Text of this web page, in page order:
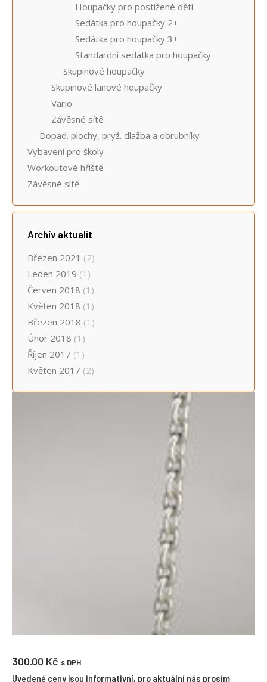
300.00 Kč s DPH
Uvedené ceny jsou informativní, pro aktuální nás prosím
Houpačky pro postižené děti
Sedátka pro houpačky 2+
Sedátka pro houpačky 3+
Standardní sedátka pro houpačky
Skupinové houpačky
Skupinové lanové houpačky
Vario
Závěsné sítě
Dopad. plochy, pryž. dlažba a obrubníky
Vybavení pro školy
Workoutové hřiště
Závěsné sítě
Archív aktualit
Březen 2021 (2)
Leden 2019 (1)
Červen 2018 (1)
Květen 2018 (1)
Březen 2018 (1)
Únor 2018 (1)
Říjen 2017 (1)
Květen 2017 (2)